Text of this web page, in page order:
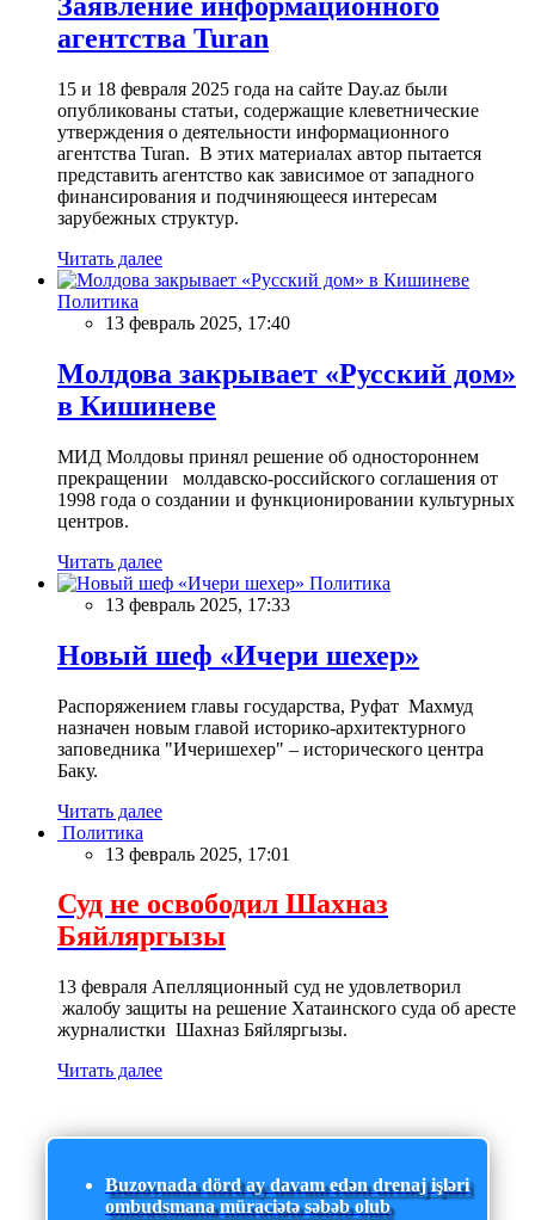
агентства Turan
15 и 18 февраля 2025 года на сайте Day.az были
опубликованы статьи, содержащие клеветнические
утверждения о деятельности информационного
агентства Turan. В этих материалах автор пытается
представить агентство как зависимое от западного
финансирования и подчиняющееся интересам
зарубежных структур.
Читать далее
Политика
13 февраль 2025, 17:40
Молдова закрывает «Русский дом»
в Кишиневе
МИД Молдовы принял решение об одностороннем
прекращении молдавско-российского соглашения от
1998 года о создании и функционировании культурных
центров.
Читать далее
Политика
13 февраль 2025, 17:33
Новый шеф «Ичери шехер»
Распоряжением главы государства, Руфат Махмуд
назначен новым главой историко-архитектурного
заповедника "Ичеришехер" – исторического центра
Баку.
Читать далее
Политика
13 февраль 2025, 17:01
Суд не освободил Шахназ
Бяйляргызы
13 февраля Апелляционный суд не удовлетворил
жалобу защиты на решение Хатаинского суда об аресте
журналистки Шахназ Бяйляргызы.
Читать далее
Buzovnada dörd ay davam edən drenaj işləri
ombudsmana müraciətə səbəb olub